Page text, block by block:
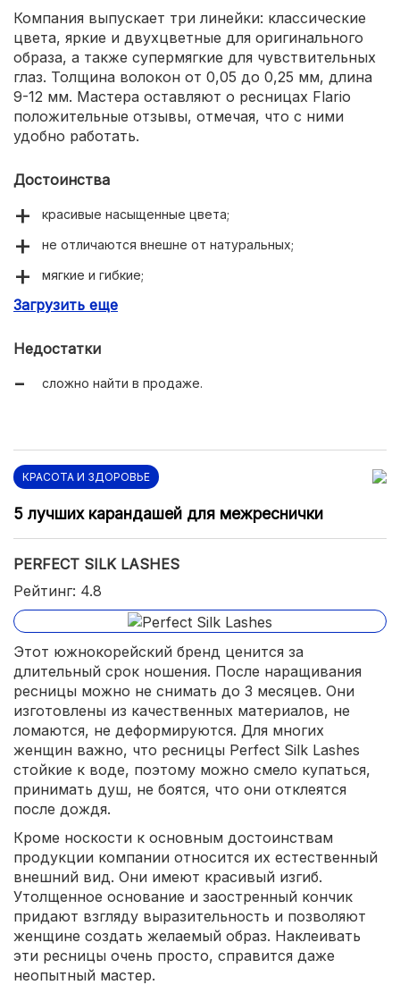
Компания выпускает три линейки: классические
цвета, яркие и двухцветные для оригинального
образа, а также супермягкие для чувствительных
глаз. Толщина волокон от 0,05 до 0,25 мм, длина
9-12 мм. Мастера оставляют о ресницах Flario
положительные отзывы, отмечая, что с ними
удобно работать.
Достоинства
красивые насыщенные цвета;
не отличаются внешне от натуральных;
мягкие и гибкие;
не ощущаются на веках;
Загрузить еще
Недостатки
сложно найти в продаже.
КРАСОТА И ЗДОРОВЬЕ
5 лучших карандашей для межреснички
PERFECT SILK LASHES
Рейтинг: 4.8
Этот южнокорейский бренд ценится за
длительный срок ношения. После наращивания
ресницы можно не снимать до 3 месяцев. Они
изготовлены из качественных материалов, не
ломаются, не деформируются. Для многих
женщин важно, что ресницы Perfect Silk Lashes
стойкие к воде, поэтому можно смело купаться,
принимать душ, не боятся, что они отклеятся
после дождя.
Кроме носкости к основным достоинствам
продукции компании относится их естественный
внешний вид. Они имеют красивый изгиб.
Утолщенное основание и заостренный кончик
придают взгляду выразительность и позволяют
женщине создать желаемый образ. Наклеивать
эти ресницы очень просто, справится даже
неопытный мастер.